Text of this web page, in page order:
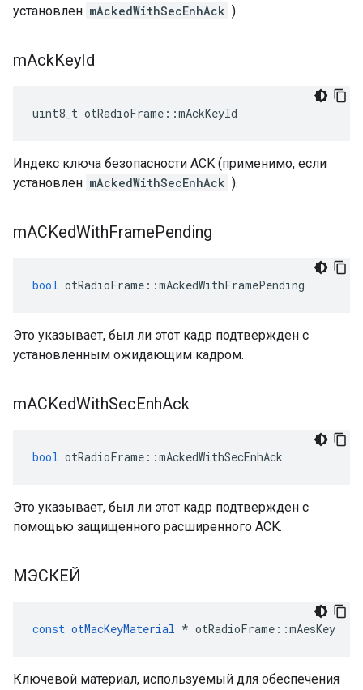
установлен mAckedWithSecEnhAck ).
mAckKeyId
uint8_t otRadioFrame ::mAckKeyId
Индекс ключа безопасности ACK (применимо, если
установлен mAckedWithSecEnhAck ).
mACKedWithFramePending
bool otRadioFrame ::mAckedWithFramePending
Это указывает, был ли этот кадр подтвержден с
установленным ожидающим кадром.
mACKedWithSecEnhAck
bool otRadioFrame ::mAckedWithSecEnhAck
Это указывает, был ли этот кадр подтвержден с
помощью защищенного расширенного ACK.
МЭСКЕЙ
const otMacKeyMaterial * otRadioFrame ::mAesKey
Ключевой материал, используемый для обеспечения